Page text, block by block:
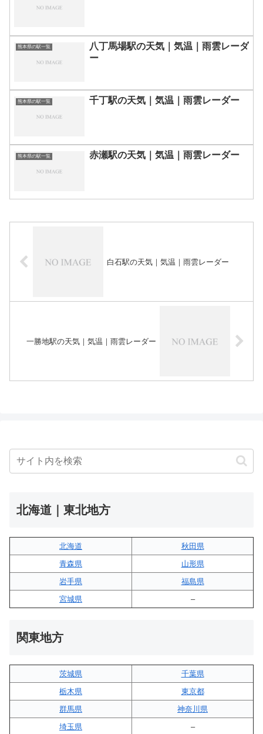
熊本県の駅一覧
八丁馬場駅の天気｜気温｜雨雲レーダ
ー
熊本県の駅一覧 千丁駅の天気｜気温｜雨雲レーダー
熊本県の駅一覧 赤瀬駅の天気｜気温｜雨雲レーダー
白石駅の天気｜気温｜雨雲レーダー
一勝地駅の天気｜気温｜雨雲レーダー
北海道｜東北地方
北海道
秋田県
青森県
山形県
岩手県
福島県
宮城県
–
関東地方
茨城県
千葉県
栃木県
東京都
群馬県
神奈川県
埼玉県
–